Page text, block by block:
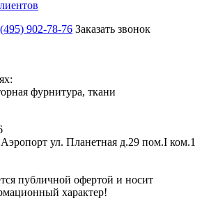
902-78-76 Заказать звонок
фурнитура, ткани
ул. Планетная д.29 пом.I ком.1
публичной офертой и носит
характер!